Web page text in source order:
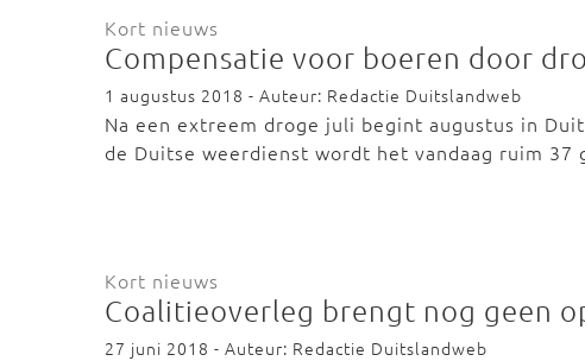
Kort nieuws
Compensatie voor boeren door
1 augustus 2018 - Auteur: Redactie Duitslandweb
Na een extreem droge juli begint augustus in
de Duitse weerdienst wordt het vandaag ruim 37
Kort nieuws
Coalitieoverleg brengt nog geen
27 juni 2018 - Auteur: Redactie Duitslandweb